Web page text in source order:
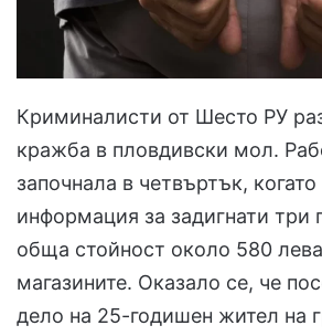
Криминалисти от Шесто РУ
кражба в пловдивски мол.
започнала в четвъртък,
информация за задигнати три
обща стойност около 580
магазините. Оказало се, че
дело на 25-годишен жител на